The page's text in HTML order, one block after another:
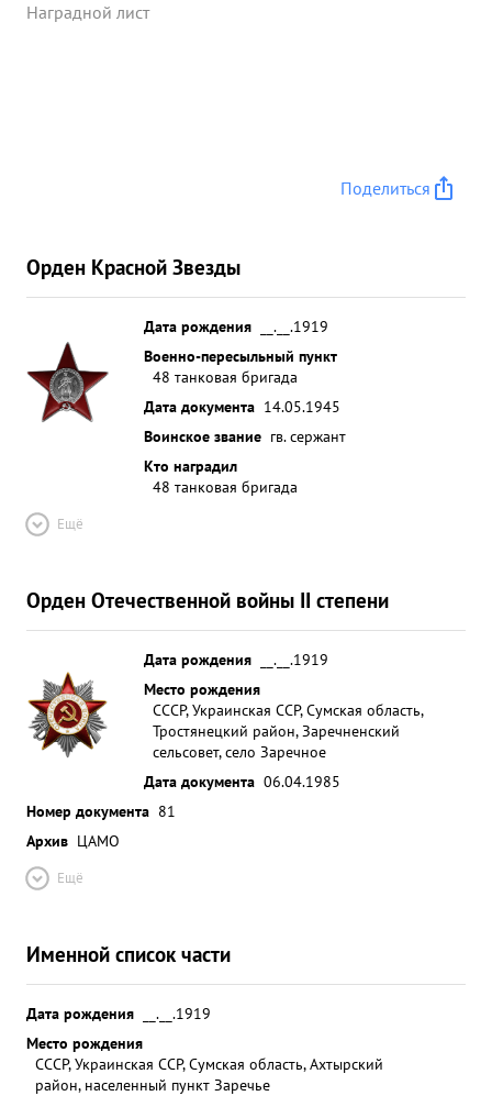
Наградной лист
Поделиться
Орден Красной Звезды
Дата рождения
__.__.1919
Военно-пересыльный пункт
48 танковая бригада
Дата документа 14.05.1945
Воинское звание гв. сержант
Кто наградил
48 танковая бригада
Ещё
Орден Отечественной войны II степени
Дата рождения
__.__.1919
Место рождения
СССР, Украинская ССР, Сумская область,
Тростянецкий район, Заречненский
сельсовет, село Заречное
Дата документа 06.04.1985
Номер документа 81
Архив ЦАМО
Ещё
Именной список части
Дата рождения
__.__.1919
Место рождения
СССР, Украинская ССР, Сумская область, Ахтырский
район, населенный пункт Заречье